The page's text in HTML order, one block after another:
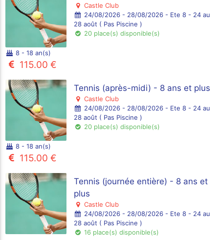
Castle Club
24/08/2026 - 28/08/2026 - Ete 8 - 24 au
28 août ( Pas Piscine )
20 place(s) disponible(s)
8 - 18 an(s)
115.00 €
Tennis (après-midi) - 8 ans et plus
Castle Club
24/08/2026 - 28/08/2026 - Ete 8 - 24 au
28 août ( Pas Piscine )
20 place(s) disponible(s)
8 - 18 an(s)
115.00 €
Tennis (journée entière) - 8 ans et
plus
Castle Club
24/08/2026 - 28/08/2026 - Ete 8 - 24 au
28 août ( Pas Piscine )
16 place(s) disponible(s)